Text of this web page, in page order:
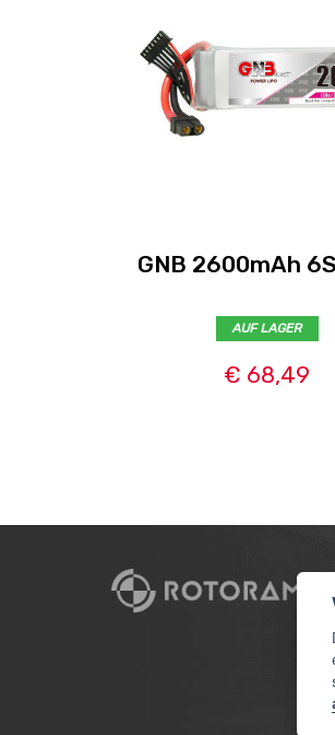
GNB 2600mAh
AUF LAGER
€ 68,49